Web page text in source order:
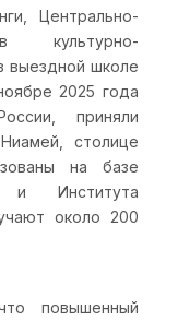
Центрально-
культурно-
выездной школе
2025 года
приняли
столице
на базе
и Института
около 200
повышенный